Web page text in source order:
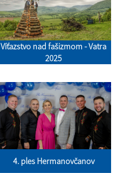
Víťazstvo nad fašizmom - Vatra
2025
4. ples Hermanovčanov